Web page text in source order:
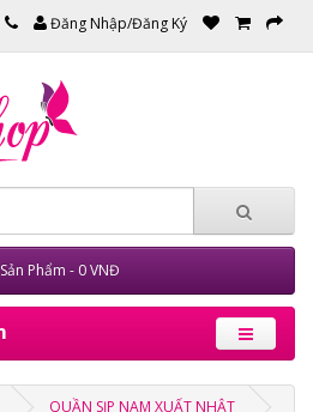
Đăng Nhập/Đăng Ký
Phẩm - 0 VNĐ
QUẦN SỊP NAM XUẤT NHẬT